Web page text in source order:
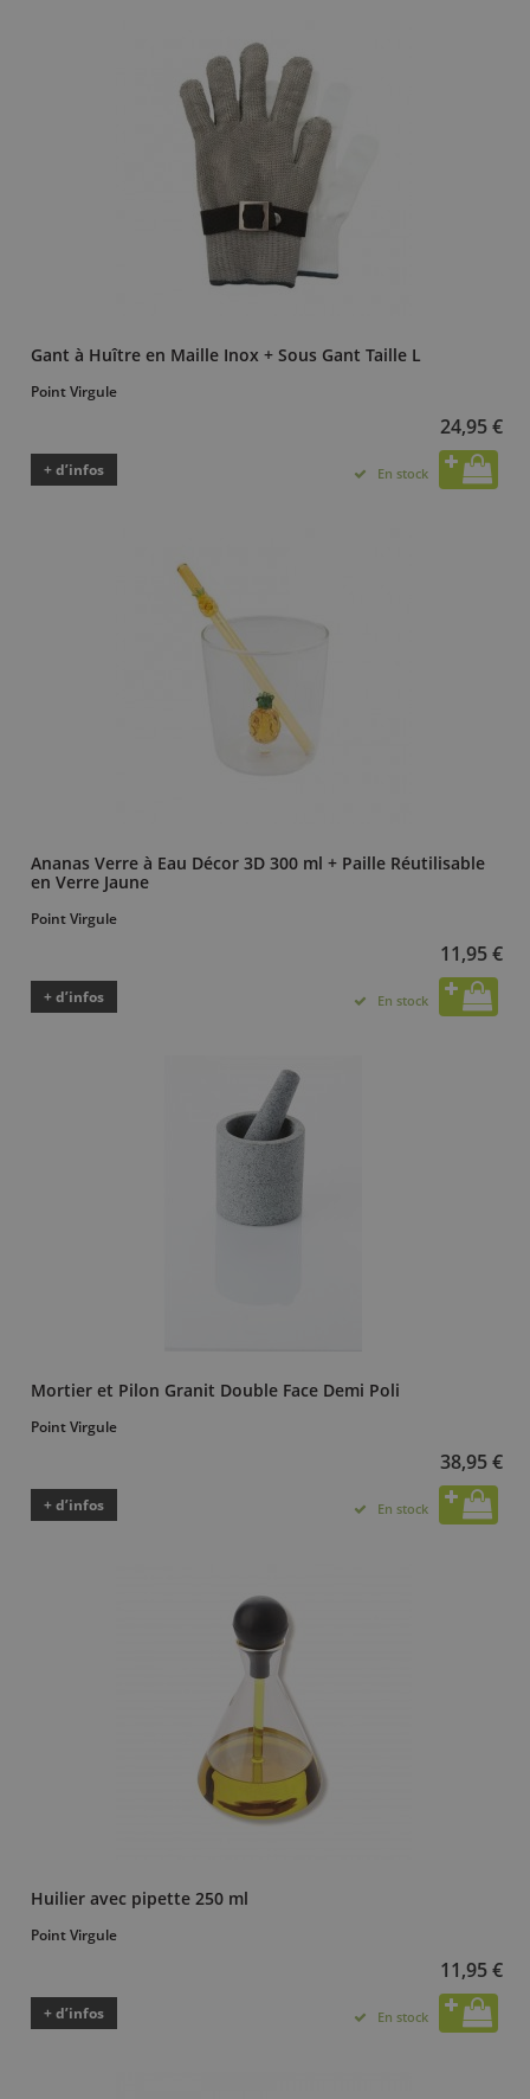
Gant à Huître en Maille Inox + Sous Gant Taille L
Point Virgule
24,95 €
+ d’infos En stock
Ananas Verre à Eau Décor 3D 300 ml + Paille Réutilisable
en Verre Jaune
Point Virgule
11,95 €
+ d’infos En stock
Mortier et Pilon Granit Double Face Demi Poli
Point Virgule
38,95 €
+ d’infos En stock
Huilier avec pipette 250 ml
Point Virgule
11,95 €
+ d’infos En stock